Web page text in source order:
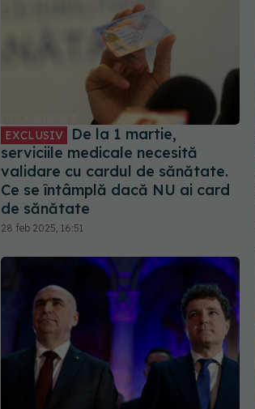
EXCLUSIV
De la 1 martie,
serviciile medicale necesită
validare cu cardul de sănătate.
Ce se întâmplă dacă NU ai card
de sănătate
28 feb 2025, 16:51